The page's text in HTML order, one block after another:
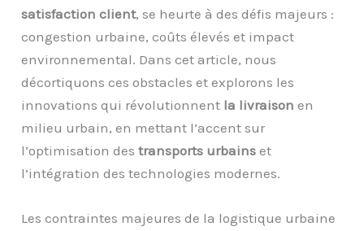
satisfaction client, se heurte à des défis majeurs :
congestion urbaine, coûts élevés et impact
environnemental. Dans cet article, nous
décortiquons ces obstacles et explorons les
innovations qui révolutionnent la livraison en
milieu urbain, en mettant l’accent sur
l’optimisation destransports urbains et
l’intégration des technologies modernes.
Les contraintes majeures de la logistique urbaine